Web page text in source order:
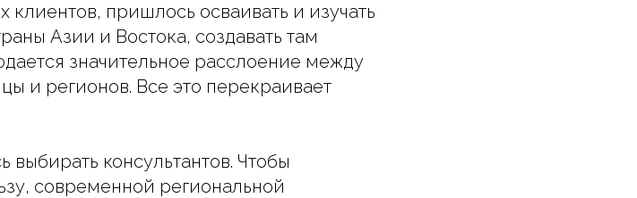
пришлось осваивать и изучать
Азии и Востока, создавать там
значительное расслоение между
и регионов. Все это перекраивает
выбирать консультантов. Чтобы
современной региональной